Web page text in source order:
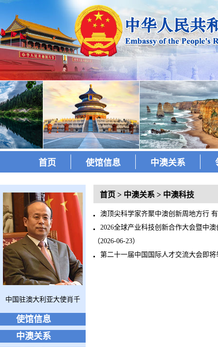
首页 使馆信息 中澳关系
中国驻澳大利亚大使肖千
使馆信息
中澳关系
首页 > 中澳关系 > 中澳科技
澳顶尖科学家齐聚中澳创新周地方行
2026全球产业科技创新合作大会暨中
（2026-06-23）
第二十一届中国国际人才交流大会即将